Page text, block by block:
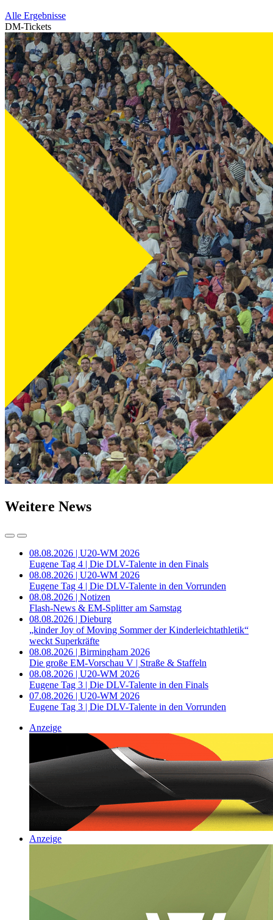
Alle Ergebnisse
DM-Tickets
Weitere News
08.08.2026 | U20-WM 2026
Eugene Tag 4 | Die DLV-Talente in den Finals
08.08.2026 | U20-WM 2026
Eugene Tag 4 | Die DLV-Talente in den Vorrunden
08.08.2026 | Notizen
Flash-News & EM-Splitter am Samstag
08.08.2026 | Dieburg
„kinder Joy of Moving Sommer der Kinderleichtathletik“
weckt Superkräfte
08.08.2026 | Birmingham 2026
Die große EM-Vorschau V | Straße & Staffeln
08.08.2026 | U20-WM 2026
Eugene Tag 3 | Die DLV-Talente in den Finals
07.08.2026 | U20-WM 2026
Eugene Tag 3 | Die DLV-Talente in den Vorrunden
Anzeige
Anzeige